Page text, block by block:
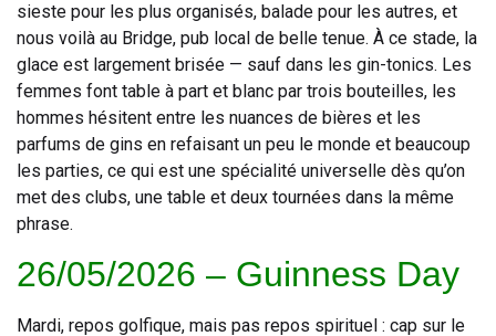
sieste pour les plus organisés, balade pour les autres, et
nous voilà au Bridge, pub local de belle tenue. À ce stade, la
glace est largement brisée — sauf dans les gin-tonics. Les
femmes font table à part et blanc par trois bouteilles, les
hommes hésitent entre les nuances de bières et les
parfums de gins en refaisant un peu le monde et beaucoup
les parties, ce qui est une spécialité universelle dès qu’on
met des clubs, une table et deux tournées dans la même
phrase.
26/05/2026 – Guinness Day
Mardi, repos golfique, mais pas repos spirituel : cap sur le